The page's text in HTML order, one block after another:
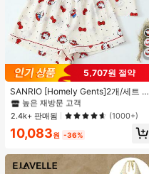
5,707원 절약
SANRIO [Homely Gents]2개/세트 여
성 프린트 라펠 반팔 버튼 포켓 상의
및 보우 반바지 잠옷 세트, 캐주얼 홈
웨어, 봄/여름에 적합
#1 TOP 3위
프라이드 월 여성 파자마 세트
높은 재방문 고객
#1 TOP 3위
프라이드 월 여성 파자마 세트
높은 재방문 고객
#1 TOP 3위
프라이드 월 여성 파자마 세트
높은 재방문 고객
#1 TOP 3위
프라이드 월 여성 파자마 세트
높은 재방문 고객
2.4k+ 판매됨 (1000+)
10,083원 -36%